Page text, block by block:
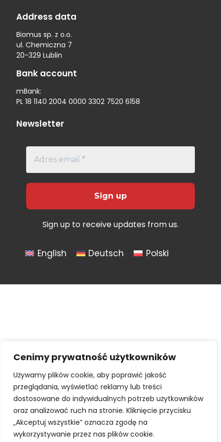
Cenimy prywatność użytkowników
Używamy plików cookie, aby poprawić jakość
przeglądania, wyświetlać reklamy lub treści
dostosowane do indywidualnych potrzeb użytkowników
oraz analizować ruch na stronie. Kliknięcie przycisku
„Akceptuj wszystkie” oznacza zgodę na
wykorzystywanie przez nas plików cookie.
Address data
Biomus sp. z o.o.
ul. Chemiczna 7
20-329 Lublin
Bank account
mBank:
PL 18 1140 2004 0000 3302 7520 6158
Newsletter
Sign up to receive updates from us.
English Deutsch Polski